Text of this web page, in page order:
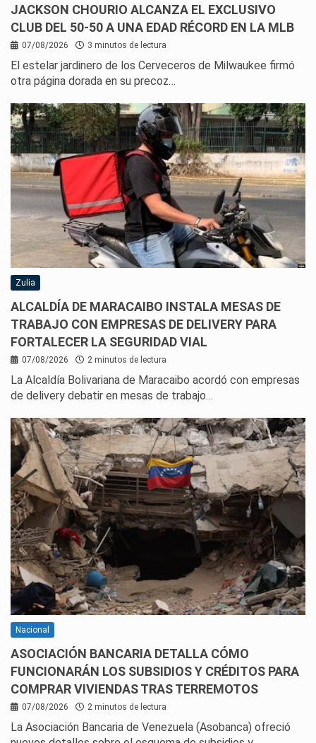
JACKSON CHOURIO ALCANZA EL EXCLUSIVO
CLUB DEL 50-50 A UNA EDAD RÉCORD EN LA MLB
07/08/2026 3 minutos de lectura
El estelar jardinero de los Cerveceros de Milwaukee firmó
otra página dorada en su precoz…
Zulia
ALCALDÍA DE MARACAIBO INSTALA MESAS DE
TRABAJO CON EMPRESAS DE DELIVERY PARA
FORTALECER LA SEGURIDAD VIAL
07/08/2026 2 minutos de lectura
La Alcaldía Bolivariana de Maracaibo acordó con empresas
de delivery debatir en mesas de trabajo…
Nacional
ASOCIACIÓN BANCARIA DETALLA CÓMO
FUNCIONARÁN LOS SUBSIDIOS Y CRÉDITOS PARA
COMPRAR VIVIENDAS TRAS TERREMOTOS
07/08/2026 2 minutos de lectura
La Asociación Bancaria de Venezuela (Asobanca) ofreció